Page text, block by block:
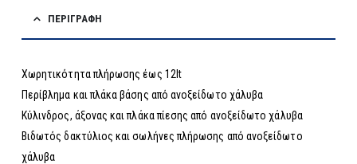
ΠΕΡΙΓΡΑΦΉ
Χωρητικότητα πλήρωσης έως 12lt
Περίβλημα και πλάκα βάσης από ανοξείδωτο χάλυβα
Κύλινδρος, άξονας και πλάκα πίεσης από ανοξείδωτο χάλυβα
Βιδωτός δακτύλιος και σωλήνες πλήρωσης από ανοξείδωτο
χάλυβα